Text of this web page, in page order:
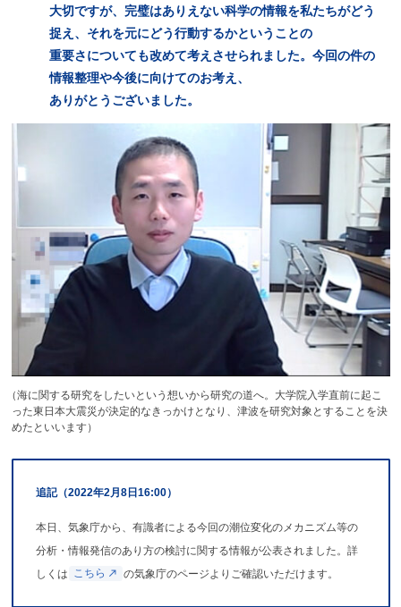
大切ですが、 完璧はありえない科学の情報を私たちがどう
捉え、 それを元にどう行動するかということの
重要さについても改めて考えさせられました。 今回の件の
情報整理や今後に向けてのお考え、
ありがとうございました。
（海に関する研究をしたいという想いから研究の道へ。大学院入学直前に起こ
った東日本大震災が決定的なきっかけとなり、津波を研究対象とすることを決
めたといいます）
追記（2022年2月 8日 16:00）
本日、気象庁から、有識者による今回の潮位変化のメカニズム等の
分析・情報発信のあり方の検討に関する情報が公表されました。詳
しくは こちら の気象庁のページよりご確認いただけます。